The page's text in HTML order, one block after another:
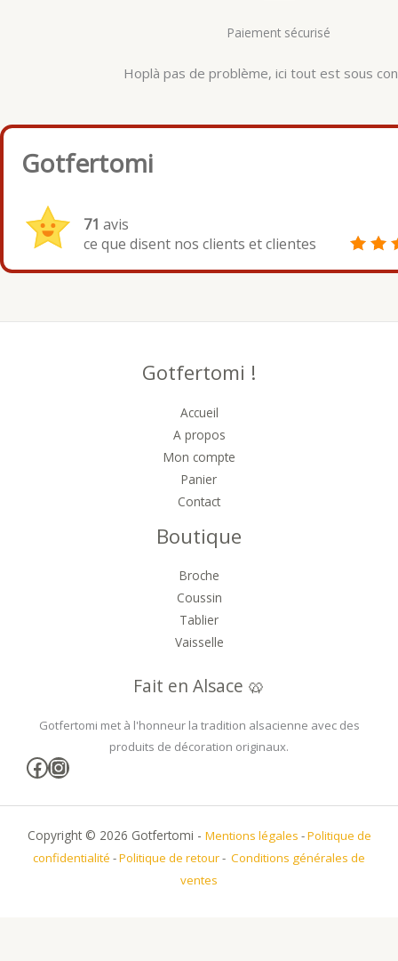
Paiement sécurisé
Hoplà pas de problème, ici tout est sous
Gotfertomi
71 avis
ce que disent nos clients et clientes
Gotfertomi !
Accueil
A propos
Mon compte
Panier
Contact
Boutique
Broche
Coussin
Tablier
Vaisselle
Fait en Alsace 🥨
Gotfertomi met à l'honneur la tradition alsacienne avec des
produits de décoration originaux.
Facebook
Instagram
Copyright © 2026 Gotfertomi - Mentions légales -Politique de
confidentialité -Politique de retour- Conditions générales de
ventes